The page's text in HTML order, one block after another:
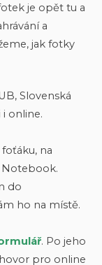
je opět tu a
a
jak fotky
Slovenská
i online.
na
do
ho na místě.
. Po jeho
pro online